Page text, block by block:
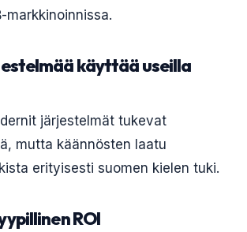
markkinoinnissa.
käyttää useilla
järjestelmät tukevat
mutta käännösten laatu
erityisesti suomen kielen tuki.
ROI